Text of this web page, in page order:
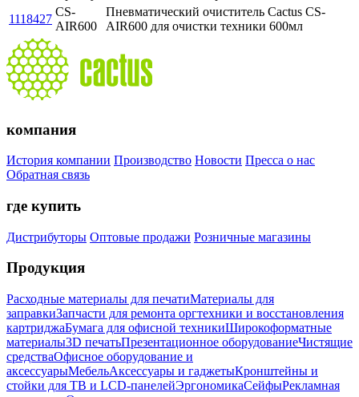
1118427
CS-
AIR600
Пневматический очиститель Cactus CS-
AIR600 для очистки техники 600мл
компания
История компании Производство Новости Пресса о нас
Обратная связь
где купить
Дистрибуторы Оптовые продажи Розничные магазины
Продукция
Расходные материалы для печатиМатериалы для
заправкиЗапчасти для ремонта оргтехники и восстановления
картриджаБумага для офисной техникиШирокоформатные
материалы3D печатьПрезентационное оборудованиеЧистящие
средстваОфисное оборудование и
аксессуарыМебельАксессуары и гаджетыКронштейны и
стойки для ТВ и LCD-панелейЭргономикаСейфыРекламная